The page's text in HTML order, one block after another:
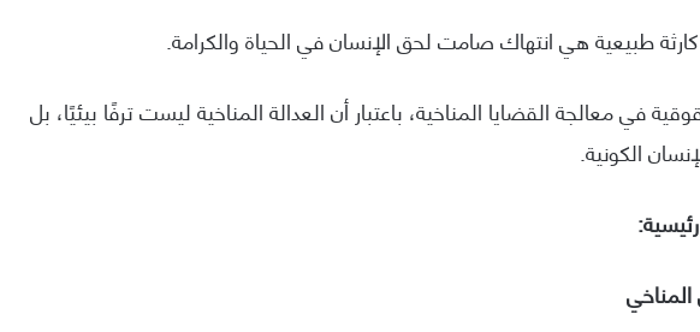
طبيعية هي انتهاك صامت لحق الإنسان في الحياة والكرامة.
في معالجة القضايا المناخية، باعتبار أن العدالة المناخية ليست ترفًا بيئيًا، بل
الكونية.